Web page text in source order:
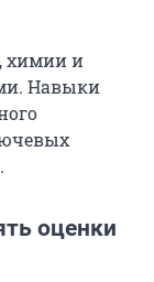
химии и
Навыки
оценки